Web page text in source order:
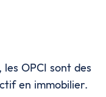
OPCI sont des
en immobilier.